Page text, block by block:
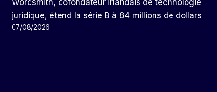
Wordsmith, cofondateur irlandais de technologie
juridique, étend la série B à 84 millions de dollars
07/08/2026